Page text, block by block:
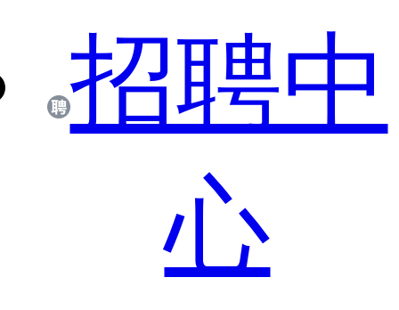
招聘中
心